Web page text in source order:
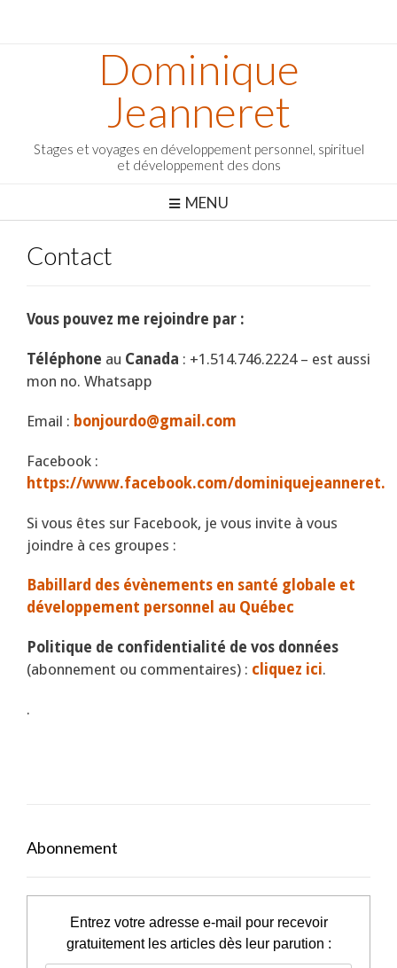
Dominique
Jeanneret
Stages et voyages en développement personnel, spirituel
et développement des dons
MENU
Contact
Vous pouvez me rejoindre par :
Téléphone au Canada : +1.514.746.2224 – est aussi
mon no. Whatsapp
Email : bonjourdo@gmail.com
Facebook :
https://www.facebook.com/dominiquejeanneret.
Si vous êtes sur Facebook, je vous invite à vous
joindre à ces groupes :
Babillard des évènements en santé globale et
développement personnel au Québec
Politique de confidentialité de vos données
(abonnement ou commentaires) : cliquez ici.
.
Abonnement
Entrez votre adresse e-mail pour recevoir
gratuitement les articles dès leur parution :